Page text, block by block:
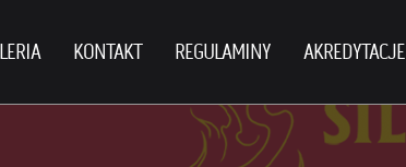
KONTAKT REGULAMINY AKREDYTACJE